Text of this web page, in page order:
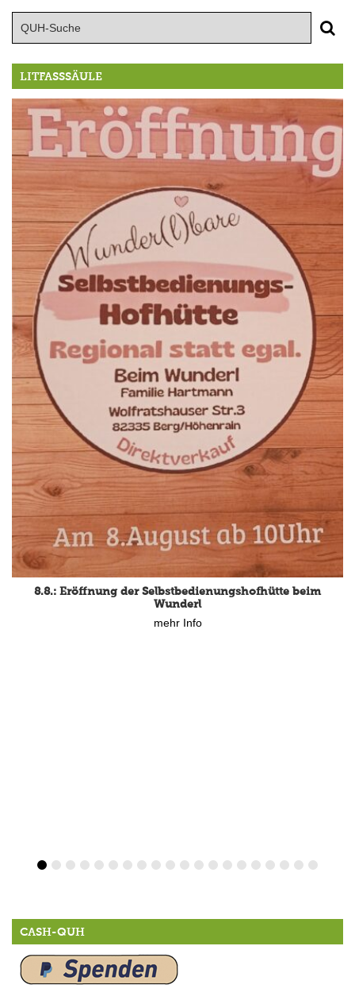
LITFASSSÄULE
8.8.: Eröffnung der Selbstbedienungshofhütte beim
Wunderl
mehr Info
CASH-QUH